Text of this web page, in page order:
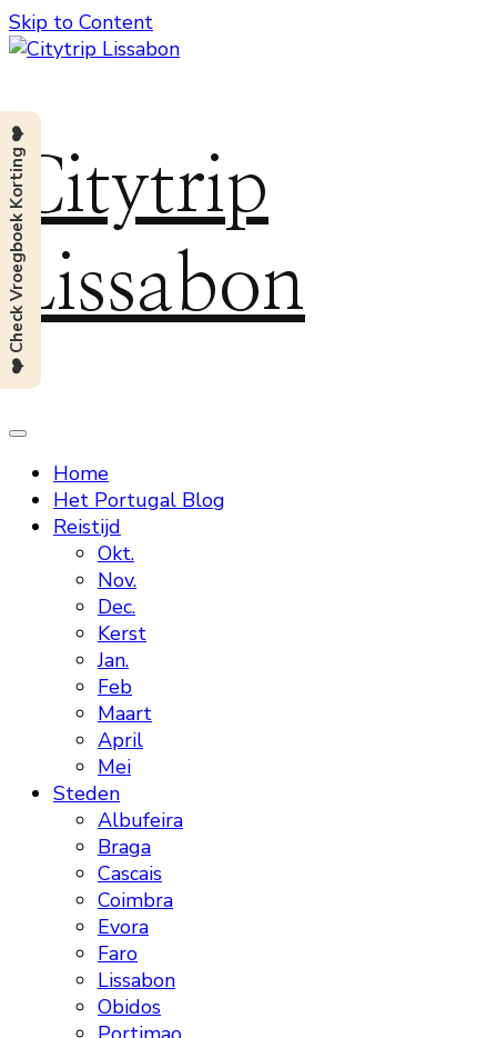
Skip to Content
Citytrip
Lissabon
Home
Het Portugal Blog
Reistijd
Okt.
Nov.
Dec.
Kerst
Jan.
Feb
Maart
April
Mei
Steden
Albufeira
Braga
Cascais
Coimbra
Evora
Faro
Lissabon
Obidos
❤️ Check Vroegboek Korting ❤️